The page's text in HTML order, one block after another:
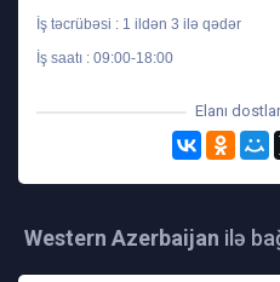
İş təcrübəsi : 1 ildən 3 ilə qədər
İş saatı : 09:00-18:00
Elanı
Western Azerbaijan ilə